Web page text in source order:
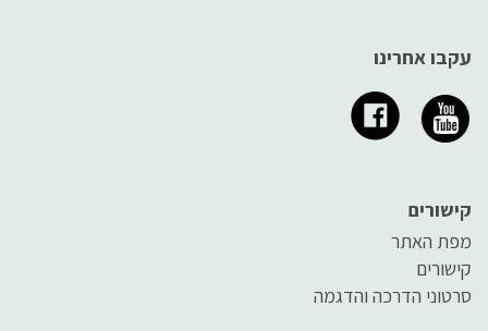
עקבו אחרינו
קישורים
מפת האתר
קישורים
סרטוני הדרכה והדגמה